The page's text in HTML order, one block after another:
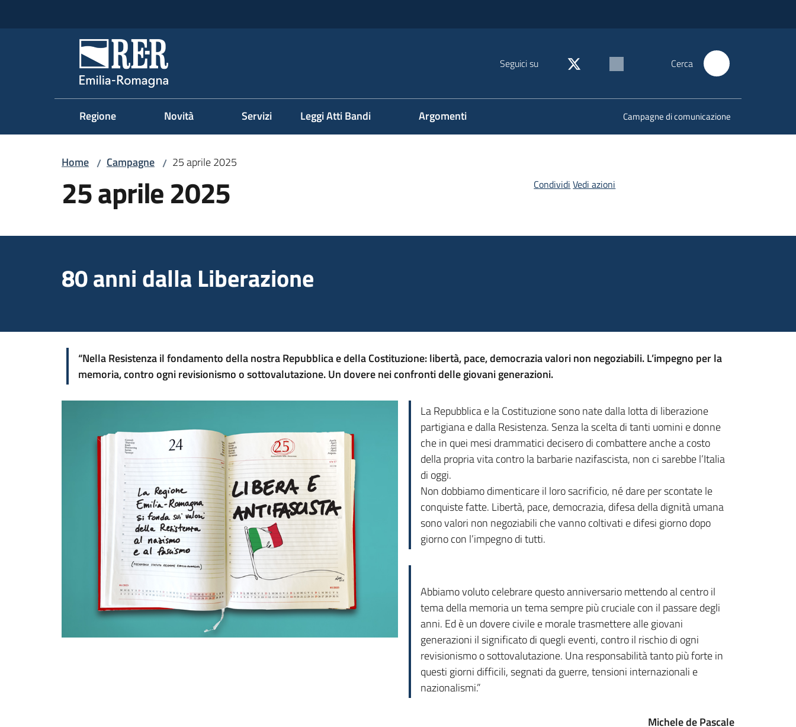
Regione Emilia-Romagna Seguici su Cerca
Regione Novità Servizi Leggi Atti Bandi Argomenti Campagne di comunicazione
Home / Campagne / 25 aprile 2025
25 aprile 2025 Condividi Vedi azioni
80 anni dalla Liberazione
“Nella Resistenza il fondamento della nostra Repubblica e della Costituzione: libertà, pace, democrazia valori non negoziabili. L’impegno per la
memoria, contro ogni revisionismo o sottovalutazione. Un dovere nei confronti delle giovani generazioni.
La Repubblica e la Costituzione sono nate dalla lotta di liberazione
partigiana e dalla Resistenza. Senza la scelta di tanti uomini e donne
che in quei mesi drammatici decisero di combattere anche a costo
della propria vita contro la barbarie nazifascista, non ci sarebbe l’Italia
di oggi.
Non dobbiamo dimenticare il loro sacrificio, né dare per scontate le
conquiste fatte. Libertà, pace, democrazia, difesa della dignità umana
sono valori non negoziabili che vanno coltivati e difesi giorno dopo
giorno con l’impegno di tutti.
Abbiamo voluto celebrare questo anniversario mettendo al centro il
tema della memoria un tema sempre più cruciale con il passare degli
anni. Ed è un dovere civile e morale trasmettere alle giovani
generazioni il significato di quegli eventi, contro il rischio di ogni
revisionismo o sottovalutazione. Una responsabilità tanto più forte in
questi giorni difficili, segnati da guerre, tensioni internazionali e
nazionalismi.”
Michele de Pascale